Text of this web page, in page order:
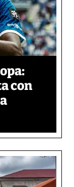
con